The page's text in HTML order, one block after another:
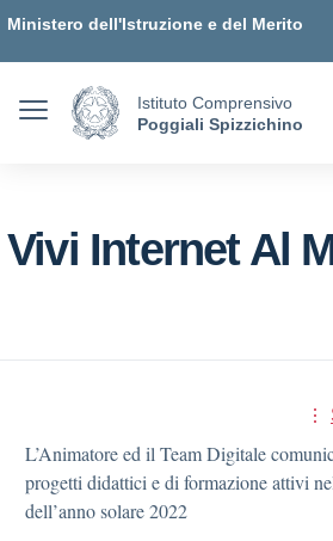
Ministero dell'Istruzione e del Merito
Istituto Comprensivo
Poggiali Spizzichino
Vivi Internet Al
L’Animatore ed il Team Digitale
progetti didattici e di formazione attivi
dell’anno solare 2022